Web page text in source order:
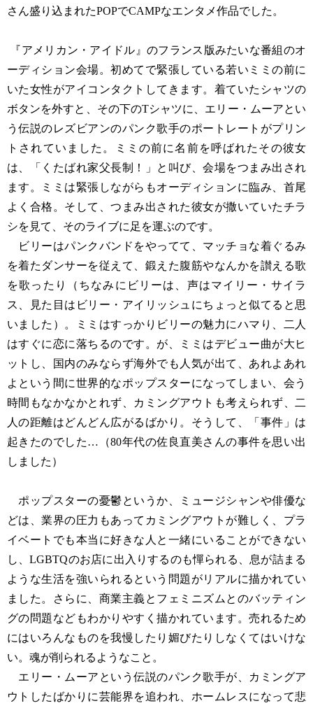
さん盛り込まれたPOPでCAMPなエンタメ作品でした。
『アメリカン・アイドル』のフランス版みたいな番組のオ
ーディション会場。初めてで緊張している若いミミの前に
いた女性がアイコンタクトしてきます。着ていたシャツの
ボタンを外すと、その下のTシャツに、エリー・ムーアとい
う伝説のレズビアンのパンク歌手のポートレートがプリン
トされていました。ミミの前に名前を呼ばれたその彼女
は、「くたばれ家父長制！」と叫び、会場をつまみ出され
ます。ミミは緊張しながらもオーディションに臨み、首尾
よく合格。そして、つまみ出された彼女が撒いていたチラ
シを見て、そのライブに足を運ぶのです。
ビリーはパンクバンドをやってて、マッチョな着ぐるみ
を着たダンサーを従えて、鍛えた腹筋やなんかを讃える歌
を歌ったり（ちなみにビリーは、声はマイリー・サイラ
ス、見た目はビリー・アイリッシュにちょっと似てると思
いました）。ミミはすっかりビリーの魅力にハマり、二人
はすぐに恋に落ちるのです。が、ミミはデビュー曲が大ヒ
ットし、国内のみならず海外でも人気が出て、あれよあれ
よという間に世界的なポップスターになってしまい、会う
時間もなかなかとれず、カミングアウトも考えられず、二
人の距離はどんどん広がるばかり。そうして、「事件」は
起きたのでした…（80年代の佐良直美さんの事件を思い出
しました）
ポップスターの憂鬱というか、ミュージシャンや俳優な
どは、業界の圧力もあってカミングアウトが難しく、プラ
イベートでも本当に好きな人と一緒にいることができない
し、LGBTQのお店に出入りするのも憚られる、息が詰まる
ような生活を強いられるという問題がリアルに描かれてい
ました。さらに、商業主義とフェミニズムとのバッティン
グの問題などもわかりやすく描かれています。売れるため
にはいろんなものを我慢したり媚びたりしなくてはいけな
い。魂が削られるようなこと。
エリー・ムーアという伝説のパンク歌手が、カミングア
ウトしたばかりに芸能界を追われ、ホームレスになって悲